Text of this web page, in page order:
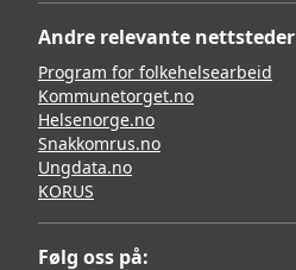
Andre relevante nettsteder
Program for folkehelsearbeid
Kommunetorget.no
Helsenorge.no
Snakkomrus.no
Ungdata.no
KORUS
Følg oss på: